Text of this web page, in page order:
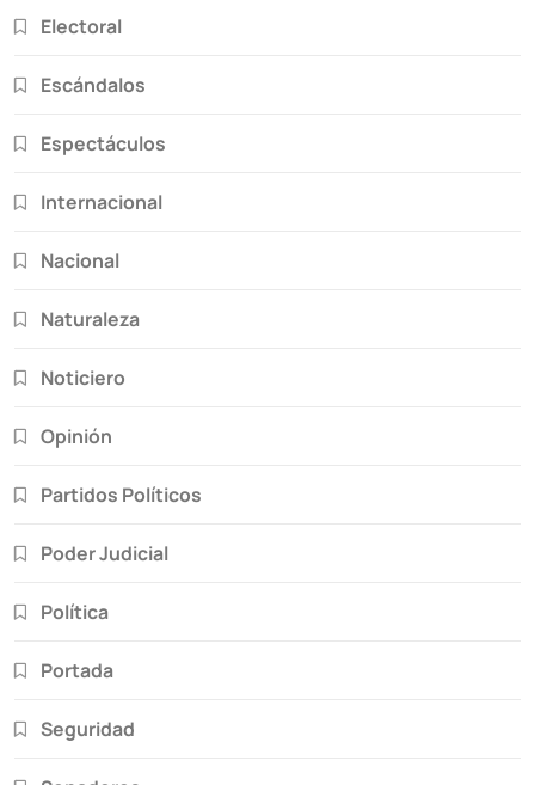
Electoral
Escándalos
Espectáculos
Internacional
Nacional
Naturaleza
Noticiero
Opinión
Partidos Políticos
Poder Judicial
Política
Portada
Seguridad